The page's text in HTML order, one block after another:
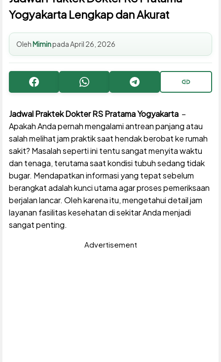
Yogyakarta Lengkap dan Akurat
Oleh MiminpadaApril 26, 2026
Facebook WhatsApp Telegram Copy URL
Jadwal Praktek Dokter RS Pratama Yogyakarta–
Apakah Anda pernah mengalami antrean panjang atau
salah melihat jam praktik saat hendak berobat ke rumah
sakit? Masalah seperti ini tentu sangat menyita waktu
dan tenaga, terutama saat kondisi tubuh sedang tidak
bugar. Mendapatkan informasi yang tepat sebelum
berangkat adalah kunci utama agar proses pemeriksaan
berjalan lancar. Oleh karena itu, mengetahui detail jam
layanan fasilitas kesehatan di sekitar Anda menjadi
sangat penting.
Advertisement